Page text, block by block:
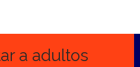
a adultos